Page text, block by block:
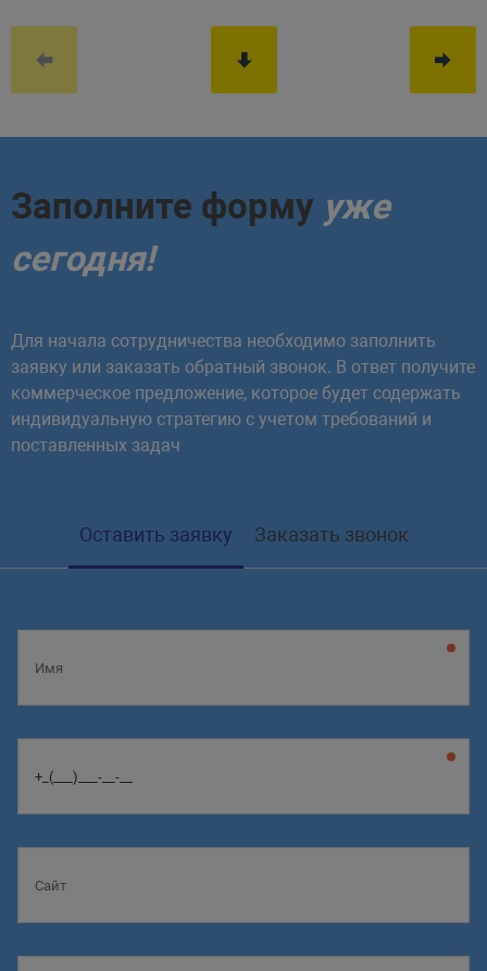
Заполните форму уже
сегодня!
Для начала сотрудничества необходимо заполнить
заявку или заказать обратный звонок. В ответ получите
коммерческое предложение, которое будет содержать
индивидуальную стратегию с учетом требований и
поставленных задач
Оставить заявку Заказать звонок